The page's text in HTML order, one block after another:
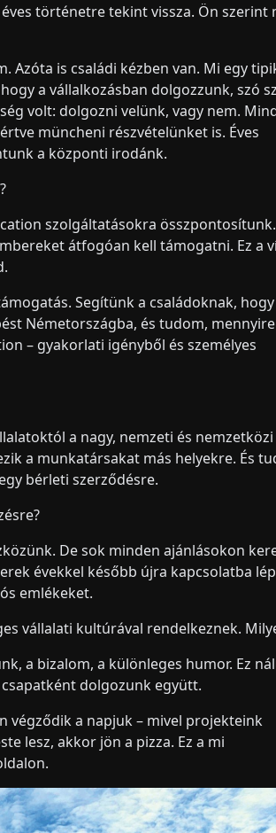
történetre tekint vissza. Ön szerint
Azóta is családi kézben van. Mi egy
a vállalkozásban dolgozzunk, szó
volt: dolgozni velünk, vagy nem.
müncheni részvételünket is. Éves
a központi irodánk.
szolgáltatásokra összpontosítunk.
átfogóan kell támogatni. Ez a
Segítünk a családoknak, hogy
Németországba, és tudom, mennyire
– gyakorlati igényből és személyes
a nagy, nemzeti és nemzetközi
a munkatársakat más helyekre. És
bérleti szerződésre.
De sok minden ajánlásokon
évekkel később újra kapcsolatba
emlékeket.
vállalati kultúrával rendelkeznek.
a bizalom, a különleges humor. Ez
csapatként dolgozunk együtt.
végződik a napjuk – mivel projekteink
lesz, akkor jön a pizza. Ez a mi